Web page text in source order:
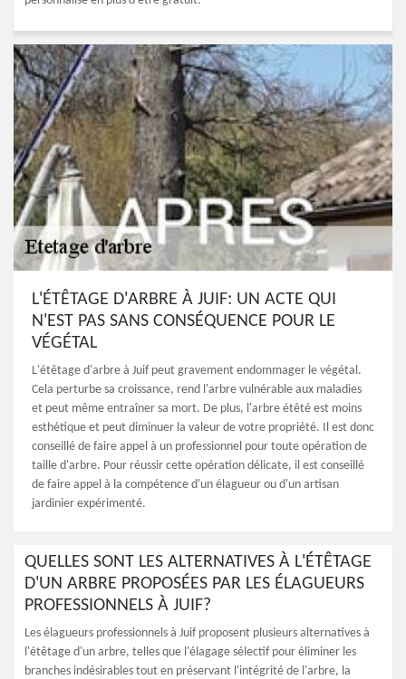
L'ÉTÊTAGE D'ARBRE À JUIF: UN ACTE QUI
N'EST PAS SANS CONSÉQUENCE POUR LE
VÉGÉTAL
L'étêtage d'arbre à Juif peut gravement endommager le végétal.
Cela perturbe sa croissance, rend l'arbre vulnérable aux maladies
et peut même entraîner sa mort. De plus, l'arbre étêté est moins
esthétique et peut diminuer la valeur de votre propriété. Il est donc
conseillé de faire appel à un professionnel pour toute opération de
taille d'arbre. Pour réussir cette opération délicate, il est conseillé
de faire appel à la compétence d'un élagueur ou d'un artisan
jardinier expérimenté.
QUELLES SONT LES ALTERNATIVES À L'ÉTÊTAGE
D'UN ARBRE PROPOSÉES PAR LES ÉLAGUEURS
PROFESSIONNELS À JUIF?
Les élagueurs professionnels à Juif proposent plusieurs alternatives à
l'étêtage d'un arbre, telles que l'élagage sélectif pour éliminer les
branches indésirables tout en préservant l'intégrité de l'arbre, la